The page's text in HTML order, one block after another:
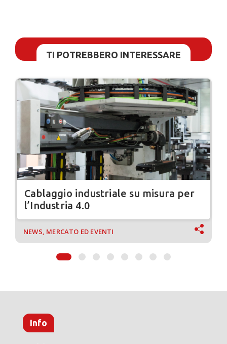
TI POTREBBERO INTERESSARE
Cablaggio industriale su misura per
l’Industria 4.0
NEWS, MERCATO ED EVENTI
Info